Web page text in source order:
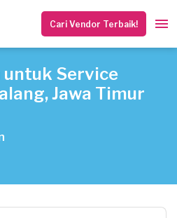
Cari Vendor Terbaik!
Service
Jawa Timur